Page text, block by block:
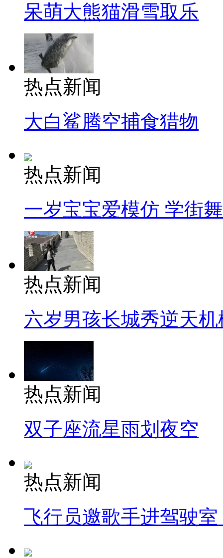
呆萌大熊猫滑雪取乐
热点新闻
大白鲨腾空捕食猎物
热点新闻
一岁宝宝爱模仿 学街
热点新闻
六岁男孩长城秀逆天机
热点新闻
双子座流星雨划夜空
热点新闻
飞行员邀歌手进驾驶